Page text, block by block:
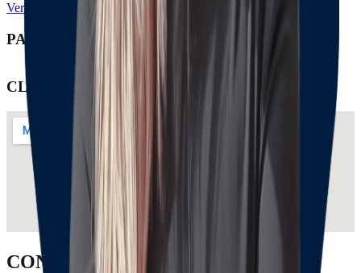
Ver nuestro equipo
PATROCINIOS & AFILIACIONES
CLIENTES
CONTACTOS